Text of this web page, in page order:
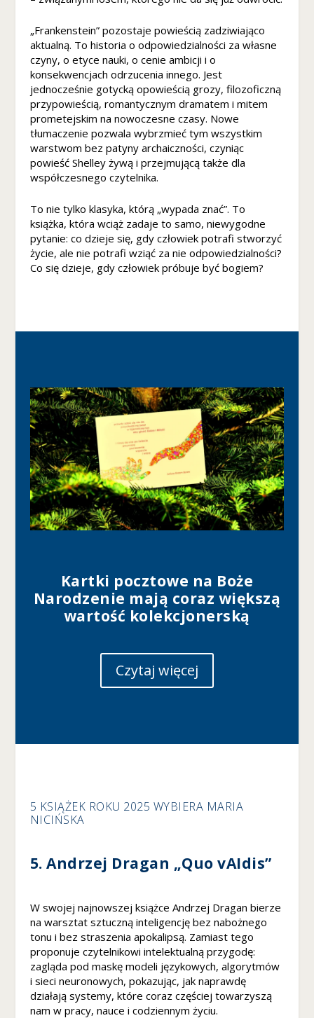
„Frankenstein” pozostaje powieścią zadziwiająco
aktualną. To historia o odpowiedzialności za własne
czyny, o etyce nauki, o cenie ambicji i o
konsekwencjach odrzucenia innego. Jest
jednocześnie gotycką opowieścią grozy, filozoficzną
przypowieścią, romantycznym dramatem i mitem
prometejskim na nowoczesne czasy. Nowe
tłumaczenie pozwala wybrzmieć tym wszystkim
warstwom bez patyny archaiczności, czyniąc
powieść Shelley żywą i przejmującą także dla
współczesnego czytelnika.
To nie tylko klasyka, którą „wypada znać”. To
książka, która wciąż zadaje to samo, niewygodne
pytanie: co dzieje się, gdy człowiek potrafi stworzyć
życie, ale nie potrafi wziąć za nie odpowiedzialności?
Co się dzieje, gdy człowiek próbuje być bogiem?
Kartki pocztowe na Boże
Narodzenie mają coraz większą
wartość kolekcjonerską
Czytaj więcej
5 KSIĄŻEK ROKU 2025 WYBIERA MARIA
NICIŃSKA
5. Andrzej Dragan „Quo vAIdis”
W swojej najnowszej książce Andrzej Dragan bierze
na warsztat sztuczną inteligencję bez nabożnego
tonu i bez straszenia apokalipsą. Zamiast tego
proponuje czytelnikowi intelektualną przygodę:
zagląda pod maskę modeli językowych, algorytmów
i sieci neuronowych, pokazując, jak naprawdę
działają systemy, które coraz częściej towarzyszą
nam w pracy, nauce i codziennym życiu.